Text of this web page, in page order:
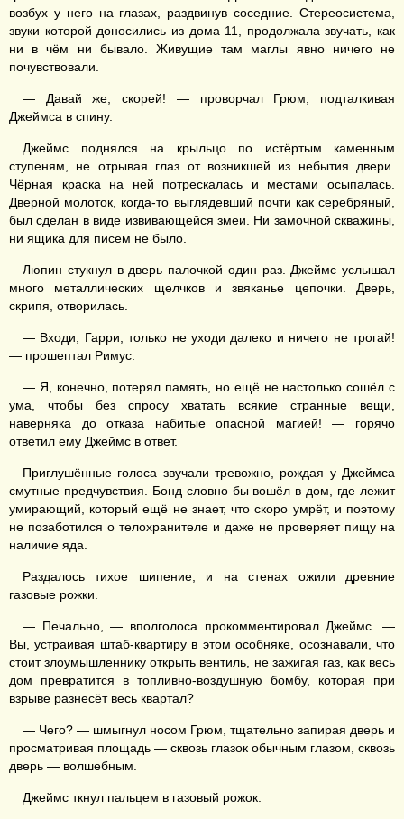
возбух у него на глазах, раздвинув соседние. Стереосистема,
звуки которой доносились из дома 11, продолжала звучать, как
ни в чём ни бывало. Живущие там маглы явно ничего не
почувствовали.
— Давай же, скорей! — проворчал Грюм, подталкивая
Джеймса в спину.
Джеймс поднялся на крыльцо по истёртым каменным
ступеням, не отрывая глаз от возникшей из небытия двери.
Чёрная краска на ней потрескалась и местами осыпалась.
Дверной молоток, когда-то выглядевший почти как серебряный,
был сделан в виде извивающейся змеи. Ни замочной скважины,
ни ящика для писем не было.
Люпин стукнул в дверь палочкой один раз. Джеймс услышал
много металлических щелчков и звяканье цепочки. Дверь,
скрипя, отворилась.
— Входи, Гарри, только не уходи далеко и ничего не трогай!
— прошептал Римус.
— Я, конечно, потерял память, но ещё не настолько сошёл с
ума, чтобы без спросу хватать всякие странные вещи,
наверняка до отказа набитые опасной магией! — горячо
ответил ему Джеймс в ответ.
Приглушённые голоса звучали тревожно, рождая у Джеймса
смутные предчувствия. Бонд словно бы вошёл в дом, где лежит
умирающий, который ещё не знает, что скоро умрёт, и поэтому
не позаботился о телохранителе и даже не проверяет пищу на
наличие яда.
Раздалось тихое шипение, и на стенах ожили древние
газовые рожки.
— Печально, — вполголоса прокомментировал Джеймс. —
Вы, устраивая штаб-квартиру в этом особняке, осознавали, что
стоит злоумышленнику открыть вентиль, не зажигая газ, как весь
дом превратится в топливно-воздушную бомбу, которая при
взрыве разнесёт весь квартал?
— Чего? — шмыгнул носом Грюм, тщательно запирая дверь и
просматривая площадь — сквозь глазок обычным глазом, сквозь
дверь — волшебным.
Джеймс ткнул пальцем в газовый рожок: